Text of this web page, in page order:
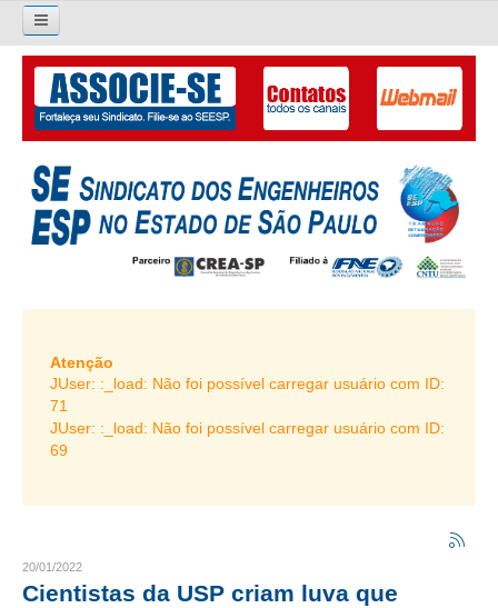
Pesquisar...
O SINDICATO
APRESENTAÇÃO
PALAVRA DO PRESIDENTE
DIRETORIA
LIVRO GESTÃO 2026-2029
SUBSEDES SINDICAIS
GALERIA EX-PRESIDENTES
CONSELHO TECNOLÓGICO
Atenção
JUser: :_load: Não foi possível carregar usuário com ID:
71
JUser: :_load: Não foi possível carregar usuário com ID:
69
20/01/2022
Cientistas da USP criam luva que